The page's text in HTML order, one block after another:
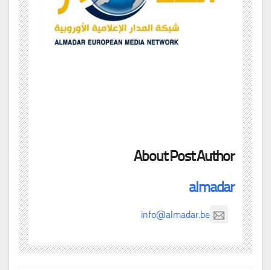
About Post Author
almadar
info@almadar.be